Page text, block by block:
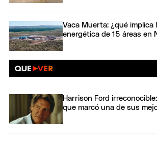
Vaca Muerta: ¿qué implica
energética de 15 áreas en
Harrison Ford
que marcó una de sus